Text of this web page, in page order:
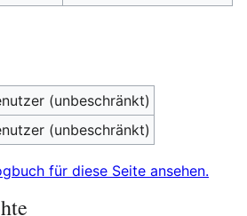
(unbeschränkt)
(unbeschränkt)
für diese Seite ansehen.